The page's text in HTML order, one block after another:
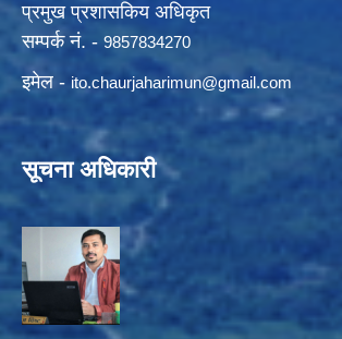
प्रमुख प्रशासकिय अधिकृत
सम्पर्क नं. - 9857834270
इमेल - ito.chaurjaharimun@gmail.com
सूचना अधिकारी